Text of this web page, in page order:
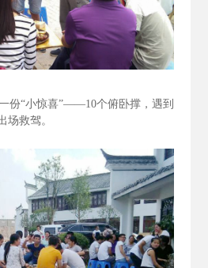
份“小惊喜”——10个俯卧撑，遇到
场救驾。